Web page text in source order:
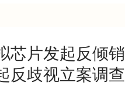
芯片发起反倾销
反歧视立案调查